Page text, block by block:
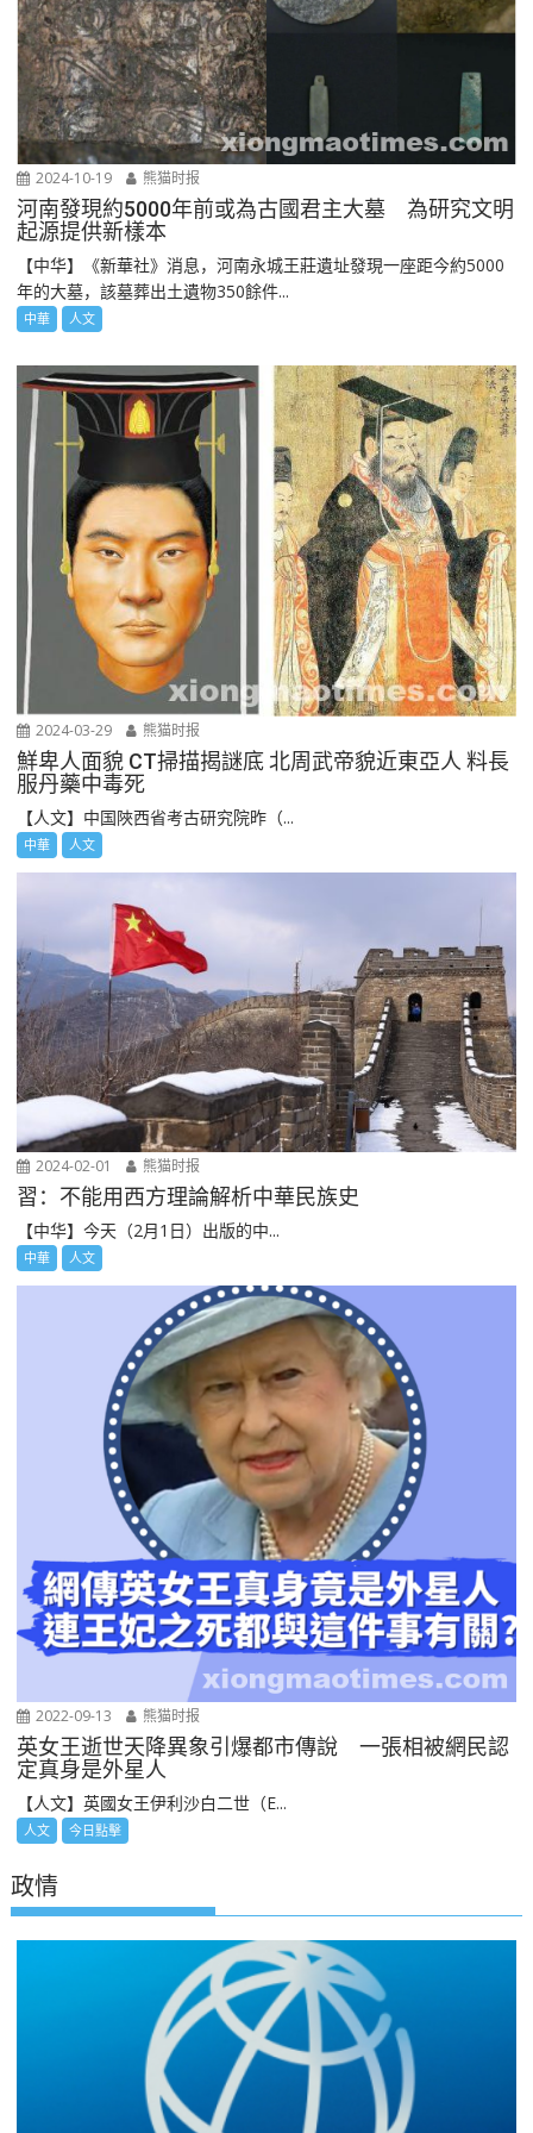
2024-10-19 熊猫时报
河南發現約5000年前或為古國君主大墓 為研究文明
起源提供新樣本
【中华】《新華社》消息，河南永城王莊遺址發現一座距今約5000
年的大墓，該墓葬出土遺物350餘件...
中華 人文
2024-03-29 熊猫时报
鮮卑人面貌 CT掃描揭謎底 北周武帝貌近東亞人 料長
服丹藥中毒死
【人文】中国陜西省考古研究院昨（...
中華 人文
2024-02-01 熊猫时报
習：不能用西方理論解析中華民族史
【中华】今天（2月1日）出版的中...
中華 人文
2022-09-13 熊猫时报
英女王逝世天降異象引爆都市傳說 一張相被網民認
定真身是外星人
【人文】英國女王伊利沙白二世（E...
人文 今日點擊
政情